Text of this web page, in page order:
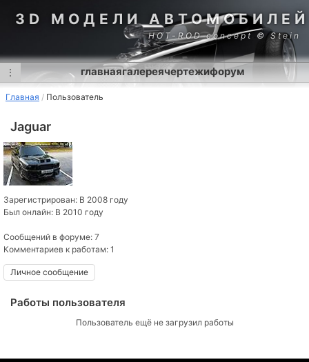
3D МОДЕЛИ АВТОМОБИЛЕЙ
HOT-ROD concept © Stein
⋮ главнаягалереячертежифорум
Главная Пользователь
Jaguar
Зарегистрирован: В 2008 году
Был онлайн: В 2010 году
Сообщений в форуме: 7
Комментариев к работам: 1
Личное сообщение
Работы пользователя
Пользователь ещё не загрузил работы